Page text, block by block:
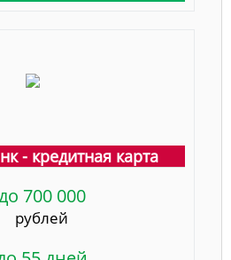
- кредитная карта
700 000
рублей